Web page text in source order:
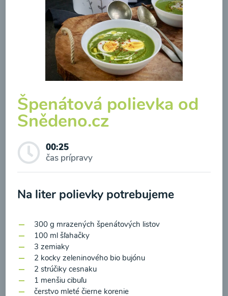
syrom
00:25
Špenátová polievka od
Snědeno.cz
00:25
čas prípravy
Na liter polievky potrebujeme
300 g mrazených špenátových listov
100 ml šľahačky
3 zemiaky
2 kocky zeleninového bio bujónu
2 strúčiky cesnaku
1 menšiu cibuľu
čerstvo mleté ​​čierne korenie
Odber noviniek a akcií
Odoslaním registrácie na Newsletter súhlasím so
spracovaním osobných údajov pre účely